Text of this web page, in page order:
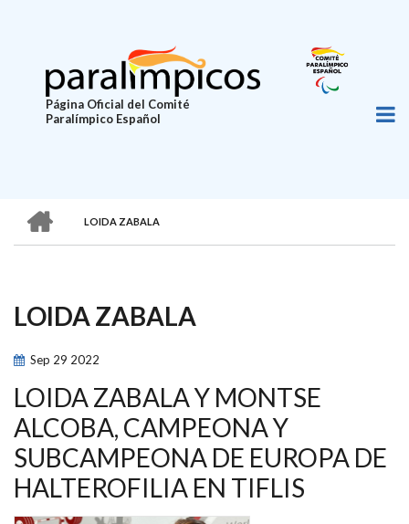
principal
Página Oficial del Comité
Paralímpico Español
SOBRESCRIBIR
DE
AYUDA
A
LA
NAVEGACIÓN
LOIDA ZABALA
LOIDA ZABALA
Sep 29 2022
LOIDA ZABALA Y MONTSE
ALCOBA, CAMPEONA Y
SUBCAMPEONA DE EUROPA DE
HALTEROFILIA EN TIFLIS